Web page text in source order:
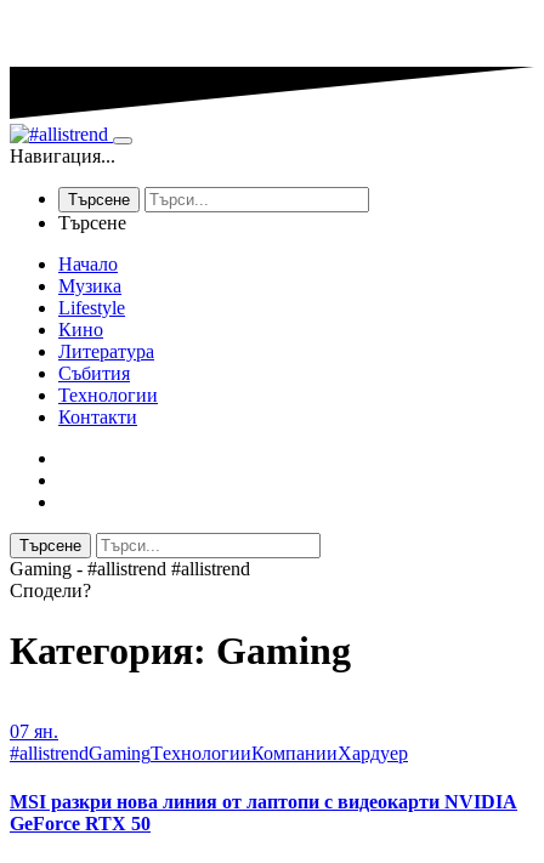
Навигация...
Търсене
Търсене
Начало
Музика
Lifestyle
Кино
Литература
Събития
Технологии
Контакти
Търсене
Gaming - #allistrend #allistrend
Сподели?
Категория: Gaming
07 ян.
#allistrendGamingTехнологииКомпанииХардуер
MSI разкри нова линия от лаптопи с видеокарти NVIDIA
GeForce RTX 50